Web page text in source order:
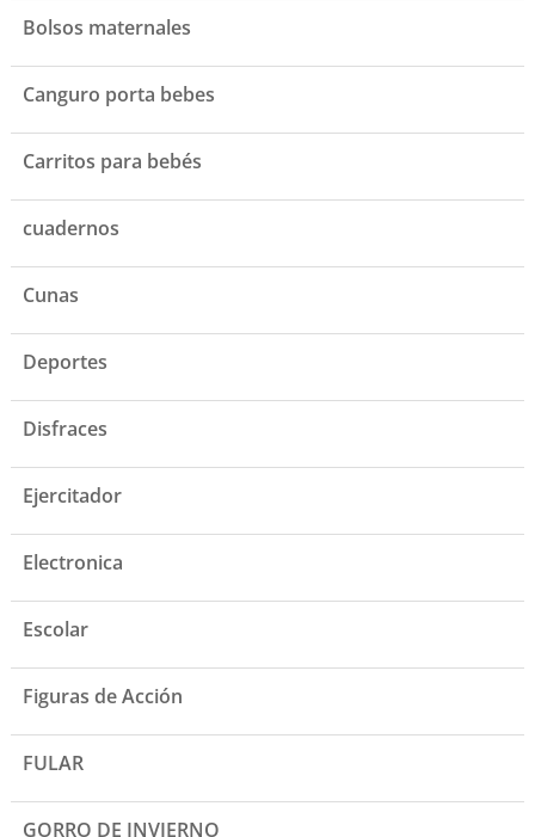
Bolsos maternales
Canguro porta bebes
Carritos para bebés
cuadernos
Cunas
Deportes
Disfraces
Ejercitador
Electronica
Escolar
Figuras de Acción
FULAR
GORRO DE INVIERNO